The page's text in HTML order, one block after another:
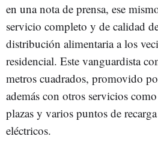
en una nota de prensa, ese
servicio completo y de calidad
distribución alimentaria a los
residencial. Este vanguardista
metros cuadrados, promovido
además con otros servicios
plazas y varios puntos de
eléctricos.